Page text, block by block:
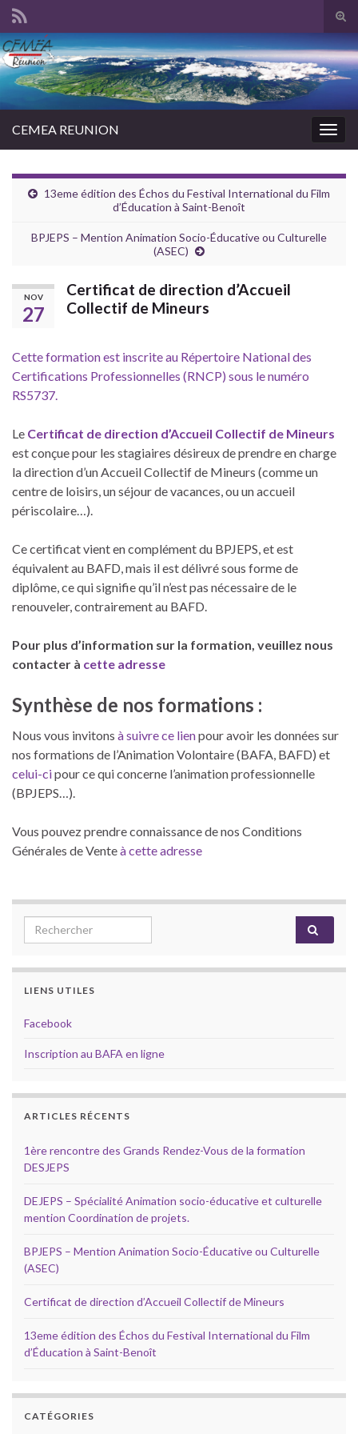
Search for:
CEMEA REUNION
13eme édition des Échos du Festival International du Film
d’Éducation à Saint-Benoît
BPJEPS – Mention Animation Socio-Éducative ou Culturelle
(ASEC)
NOV
27
Certificat de direction d’Accueil
Collectif de Mineurs
Cette formation est inscrite au Répertoire National des
Certifications Professionnelles (RNCP) sous le numéro
RS5737.
Le Certificat de direction d’Accueil Collectif de Mineurs
est conçue pour les stagiaires désireux de prendre en charge
la direction d’un Accueil Collectif de Mineurs (comme un
centre de loisirs, un séjour de vacances, ou un accueil
périscolaire…).
Ce certificat vient en complément du BPJEPS, et est
équivalent au BAFD, mais il est délivré sous forme de
diplôme, ce qui signifie qu’il n’est pas nécessaire de le
renouveler, contrairement au BAFD.
Pour plus d’information sur la formation, veuillez nous
contacter à cette adresse
Synthèse de nos formations :
Nous vous invitons à suivre ce lienpour avoir les données sur
nos formations de l’Animation Volontaire (BAFA, BAFD) et
celui-cipour ce qui concerne l’animation professionnelle
(BPJEPS…).
Vous pouvez prendre connaissance de nos Conditions
Générales de Venteà cette adresse
Search for:
LIENS UTILES
Facebook
Inscription au BAFA en ligne
ARTICLES RÉCENTS
1ère rencontre des Grands Rendez-Vous de la formation
DESJEPS
DEJEPS – Spécialité Animation socio-éducative et culturelle
mention Coordination de projets.
BPJEPS – Mention Animation Socio-Éducative ou Culturelle
(ASEC)
Certificat de direction d’Accueil Collectif de Mineurs
13eme édition des Échos du Festival International du Film
d’Éducation à Saint-Benoît
CATÉGORIES